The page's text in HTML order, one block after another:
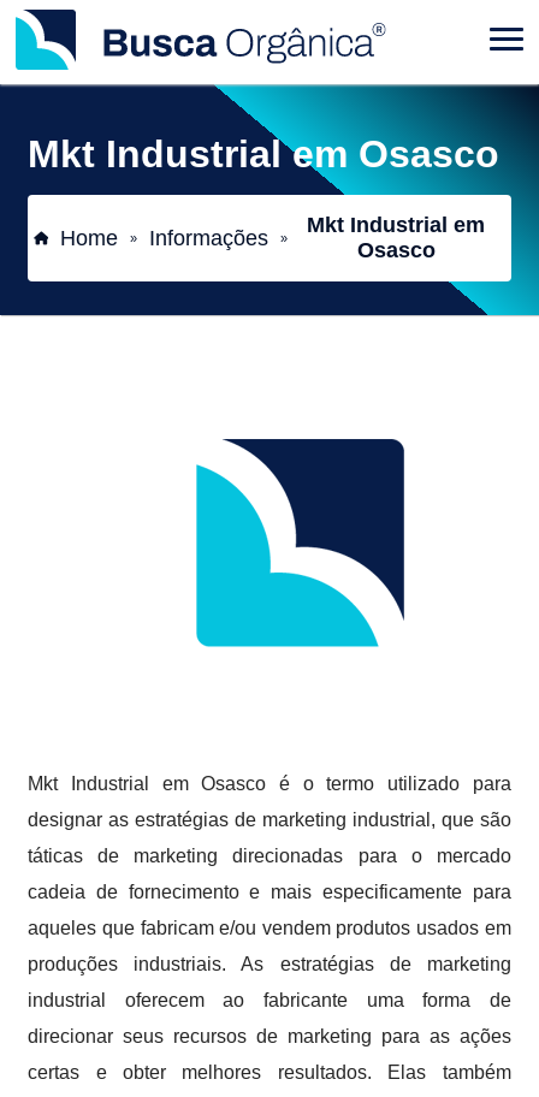
Mkt Industrial em Osasco
Home » Informações »
Mkt Industrial em
Osasco
Mkt Industrial em Osasco é o termo utilizado para
designar as estratégias de marketing industrial, que são
táticas de marketing direcionadas para o mercado
cadeia de fornecimento e mais especificamente para
aqueles que fabricam e/ou vendem produtos usados em
produções industriais. As estratégias de marketing
industrial oferecem ao fabricante uma forma de
direcionar seus recursos de marketing para as ações
certas e obter melhores resultados. Elas também